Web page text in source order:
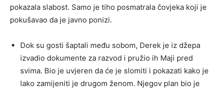
pokazala slabost. Samo je tiho posmatrala čovjeka koji je
pokušavao da je javno ponizi.
Dok su gosti šaptali među sobom, Derek je iz džepa
izvadio dokumente za razvod i pružio ih Maji pred
svima. Bio je uvjeren da će je slomiti i pokazati kako je
lako zamijeniti je drugom ženom. Njegov plan bio je